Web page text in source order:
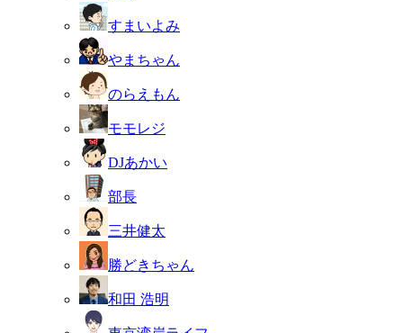
すまいよみ
やまちゃん
のらえもん
モモレジ
DJあかい
部長
三井健太
勝どきちゃん
和田 浩明